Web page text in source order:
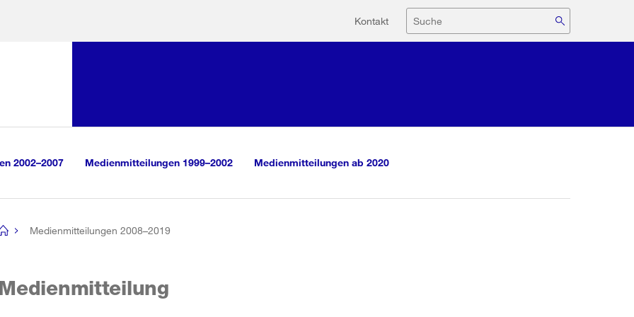
Hilfsnavigation
Kontakt Suche
2002–2007 Medienmitteilungen 1999–2002 Medienmitteilungen ab 2020
Medienmitteilungen 2008–2019